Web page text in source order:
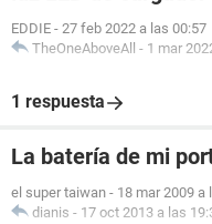
EDDIE - 27 feb 2022 a las 00:57
TheOneAboveAll - 1 mar
1 respuesta
La batería de mi
el super taiwan - 18 mar 2009 a
dianis - 17 oct 2013 a las